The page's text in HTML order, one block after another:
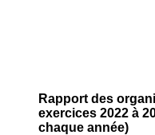
Rapport des
exercices 2022 à
chaque année)